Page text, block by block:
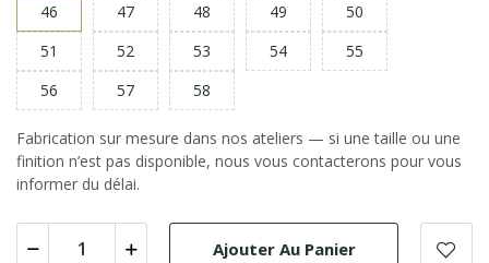
46 47 48 49
50
51
52 53 54
55
56
57 58
Fabrication sur mesure dans nos ateliers — si une taille ou une
finition n’est pas disponible, nous vous contacterons pour vous
informer du délai.
Ajouter Au Panier